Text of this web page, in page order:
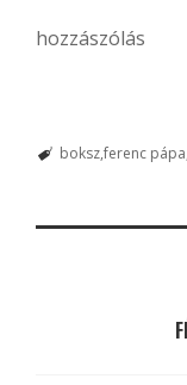
hozzászólás
bokszferenc pápa